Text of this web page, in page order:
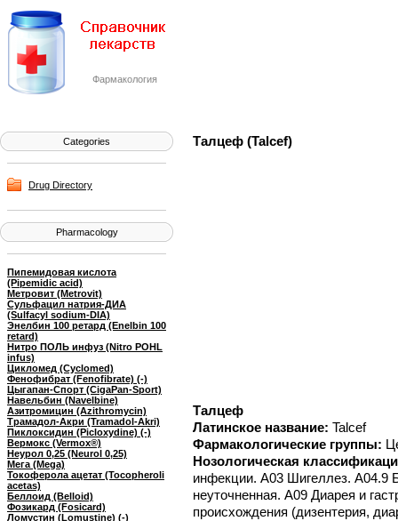
Фармакология
Categories
Drug Directory
Pharmacology
Пипемидовая кислота
(Pipemidic acid)
Метровит (Metrovit)
Сульфацил натрия-ДИА
(Sulfacyl sodium-DIA)
Энелбин 100 ретард (Enelbin 100
retard)
Нитро ПОЛЬ инфуз (Nitro POHL
infus)
Цикломед (Cyclomed)
Фенофибрат (Fenofibrate) (-)
Цыгапан-Спорт (CigaPan-Sport)
Навельбин (Navelbine)
Азитромицин (Azithromycin)
Трамадол-Акри (Tramadol-Akri)
Пиклоксидин (Picloxydine) (-)
Вермокс (Vermox®)
Неурол 0,25 (Neurol 0,25)
Мега (Mega)
Токоферола ацетат (Tocopheroli
acetas)
Беллоид (Belloid)
Фозикард (Fosicard)
Ломустин (Lomustine) (-)
Талцеф (Talcef)
Талцеф
Латинское название: Talcef
Фармакологические группы:
Нозологическая
инфекции. A03 Шигеллез. A04.9
неуточненная. A09 Диарея и
происхождения (дизентерия,